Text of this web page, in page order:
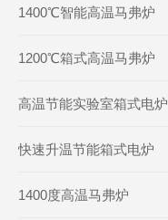
1400℃智能高温马弗炉
1200℃箱式高温马弗炉
高温节能实验室箱式电炉
快速升温节能箱式电炉
1400度高温马弗炉